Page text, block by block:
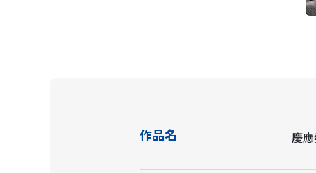
作品名 慶